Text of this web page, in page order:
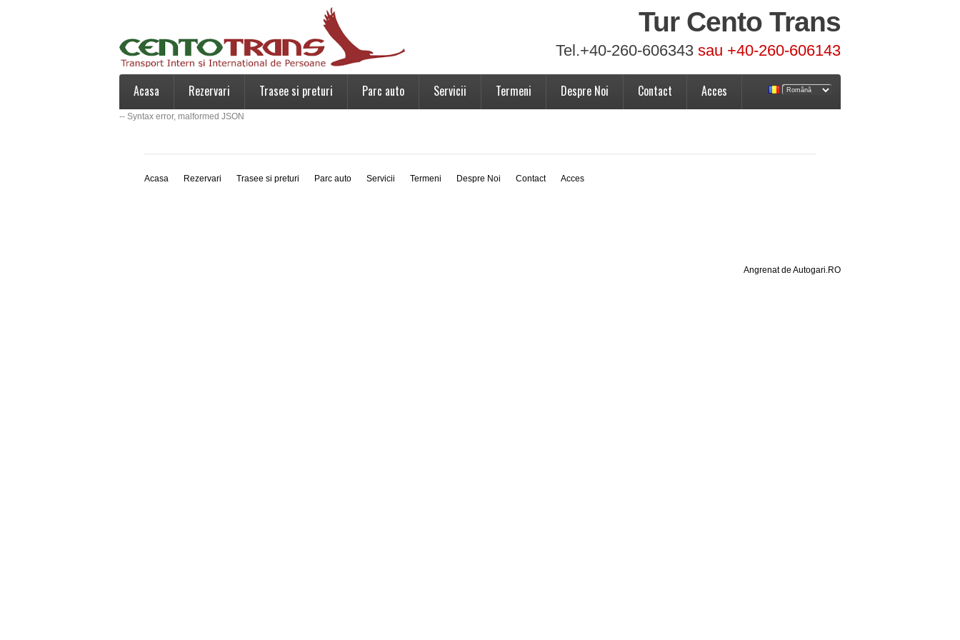
Tur Cento Trans
Tel.+40-260-606343 sau +40-260-606143
Acasa Rezervari Trasee si preturi Parc auto Servicii Termeni Despre Noi Contact Acces
-- Syntax error, malformed JSON
Acasa Rezervari Trasee si preturi Parc auto Servicii Termeni Despre Noi Contact Acces
Angrenat de Autogari.RO